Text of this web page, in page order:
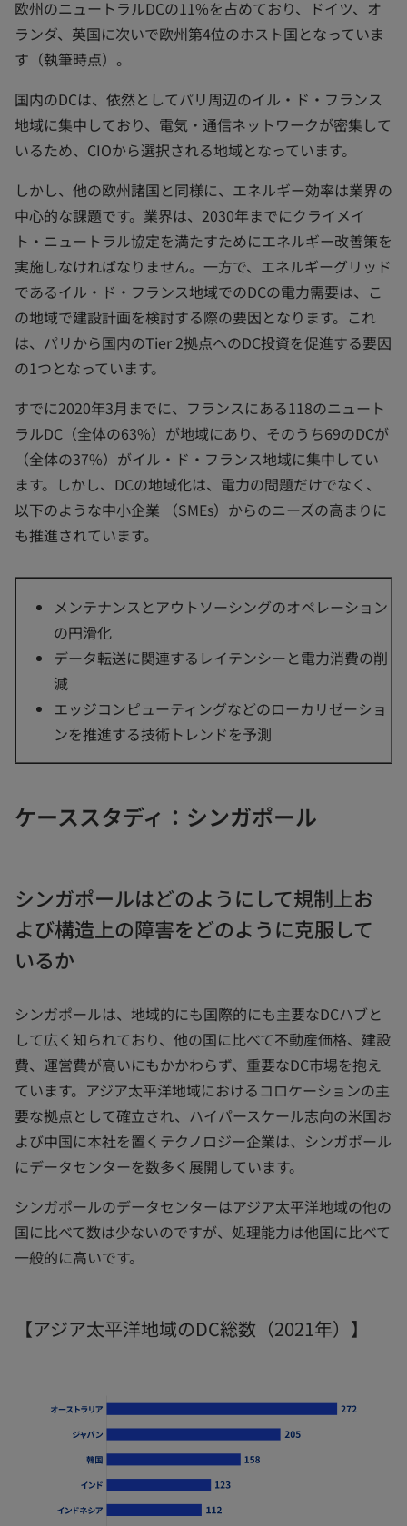
欧州のニュートラルDCの11%を占めており、ドイツ、オ
ランダ、英国に次いで欧州第4位のホスト国となっていま
す（執筆時点）。
国内のDCは、依然としてパリ周辺のイル・ド・フランス
地域に集中しており、電気・通信ネットワークが密集して
いるため、CIOから選択される地域となっています。
しかし、他の欧州諸国と同様に、エネルギー効率は業界の
中心的な課題です。業界は、2030年までにクライメイ
ト・ニュートラル協定を満たすためにエネルギー改善策を
実施しなければなりません。一方で、エネルギーグリッド
であるイル・ド・フランス地域でのDCの電力需要は、こ
の地域で建設計画を検討する際の要因となります。これ
は、パリから国内のTier 2拠点へのDC投資を促進する要因
の1つとなっています。
すでに2020年3月までに、フランスにある118のニュート
ラルDC（全体の63%）が地域にあり、そのうち69のDCが
（全体の37%）がイル・ド・フランス地域に集中してい
ます。しかし、DCの地域化は、電力の問題だけでなく、
以下のような中小企業 （SMEs）からのニーズの高まりに
も推進されています。
メンテナンスとアウトソーシングのオペレーション
の円滑化
データ転送に関連するレイテンシーと電力消費の削
減
エッジコンピューティングなどのローカリゼーショ
ンを推進する技術トレンドを予測
ケーススタディ：シンガポール
シンガポールはどのようにして規制上お
よび構造上の障害をどのように克服して
いるか
シンガポールは、地域的にも国際的にも主要なDCハブと
して広く知られており、他の国に比べて不動産価格、建設
費、運営費が高いにもかかわらず、重要なDC市場を抱え
ています。アジア太平洋地域におけるコロケーションの主
要な拠点として確立され、ハイパースケール志向の米国お
よび中国に本社を置くテクノロジー企業は、シンガポール
にデータセンターを数多く展開しています。
シンガポールのデータセンターはアジア太平洋地域の他の
国に比べて数は少ないのですが、処理能力は他国に比べて
一般的に高いです。
【アジア太平洋地域のDC総数（2021年）】